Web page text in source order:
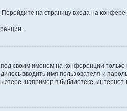
на страницу входа на
своим именем на конференции
вводить имя пользователя и
например в библиотеке, интернет-